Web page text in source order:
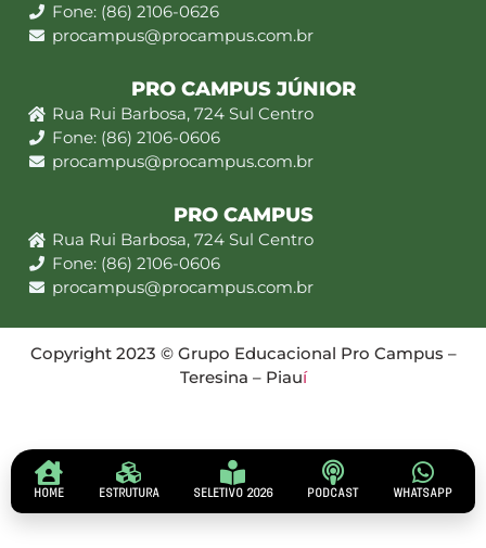
Fone: (86) 2106-0626
procampus@procampus.com.br
PRO CAMPUS JÚNIOR
Rua Rui Barbosa, 724 Sul Centro
Fone: (86) 2106-0606
procampus@procampus.com.br
PRO CAMPUS
Rua Rui Barbosa, 724 Sul Centro
Fone: (86) 2106-0606
procampus@procampus.com.br
Copyright 2023 © Grupo Educacional Pro Campus –
Teresina – Piauí
HOME ESTRUTURA SELETIVO 2026 PODCAST WHATSAPP